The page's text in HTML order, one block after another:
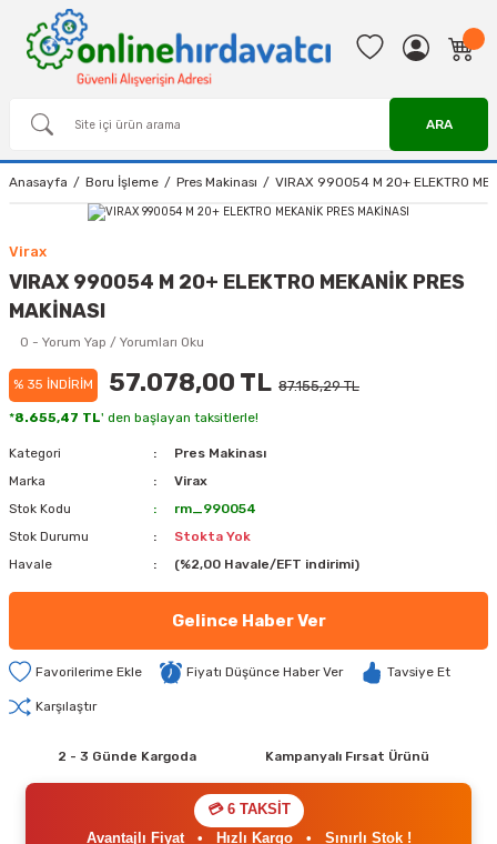
ARA
Anasayfa Boru İşleme Pres Makinası VIRAX 990054 M 20+ ELEKTRO
Virax
VIRAX 990054 M 20+ ELEKTRO MEKANİK PRES
MAKİNASI
0 - Yorum Yap / Yorumları Oku
% 35 İNDİRİM 57.078,00 TL 87.155,29 TL
*8.655,47 TL' den başlayan taksitlerle!
Kategori
Pres Makinası
Marka
Virax
Stok Kodu
rm_990054
Stok Durumu
Stokta Yok
Havale
(%2,00 Havale/EFT indirimi)
Gelince Haber Ver
Fiyatı Düşünce Haber Ver Tavsiye Et
Karşılaştır
2 - 3 Günde Kargoda Kampanyalı Fırsat Ürünü
💳 6 TAKSİT
Avantajlı Fiyat• Hızlı Kargo• Sınırlı Stok !